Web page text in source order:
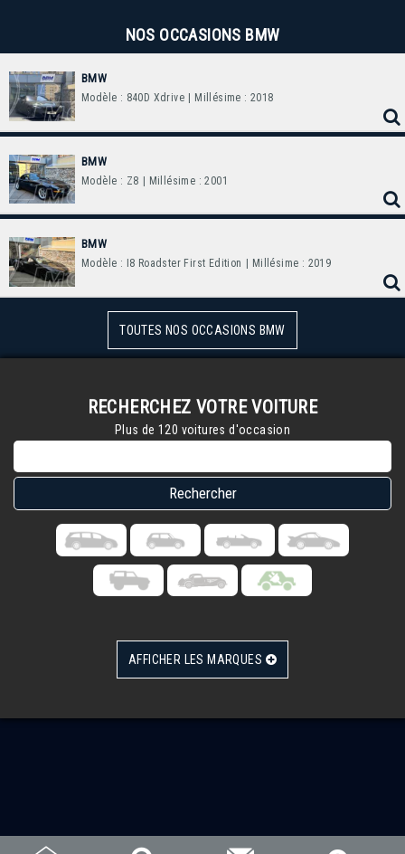
NOS OCCASIONS BMW
BMW
Modèle : 840D Xdrive | Millésime : 2018
BMW
Modèle : Z8 | Millésime : 2001
BMW
Modèle : I8 Roadster First Edition | Millésime : 2019
TOUTES NOS OCCASIONS BMW
RECHERCHEZ VOTRE VOITURE
Plus de 120 voitures d'occasion
AFFICHER LES MARQUES